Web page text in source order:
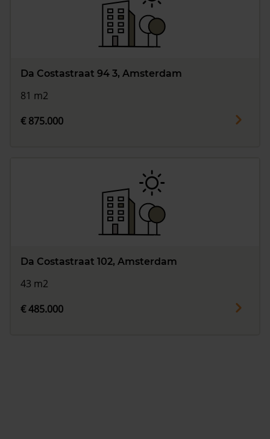
Da Costastraat 94 3, Amsterdam
81 m2
€ 875.000
Da Costastraat 102, Amsterdam
43 m2
€ 485.000